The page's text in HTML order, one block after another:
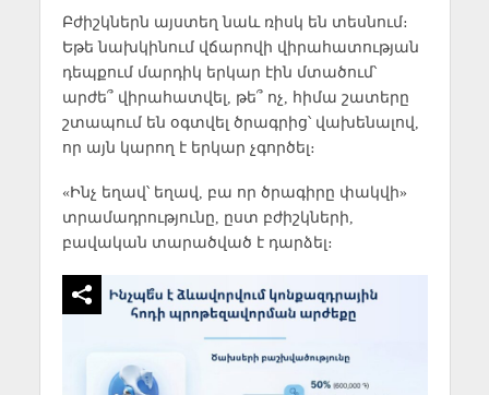
Բժիշկներն այստեղ նաև ռիսկ են տեսնում։
Եթե նախկինում վճարովի վիրահատության
դեպքում մարդիկ երկար էին մտածում՝
արժե՞ վիրահատվել, թե՞ ոչ, հիմա շատերը
շտապում են օգտվել ծրագրից՝ վախենալով,
որ այն կարող է երկար չգործել։
«Ինչ եղավ՝ եղավ, բա որ ծրագիրը փակվի»
տրամադրությունը, ըստ բժիշկների,
բավական տարածված է դարձել։